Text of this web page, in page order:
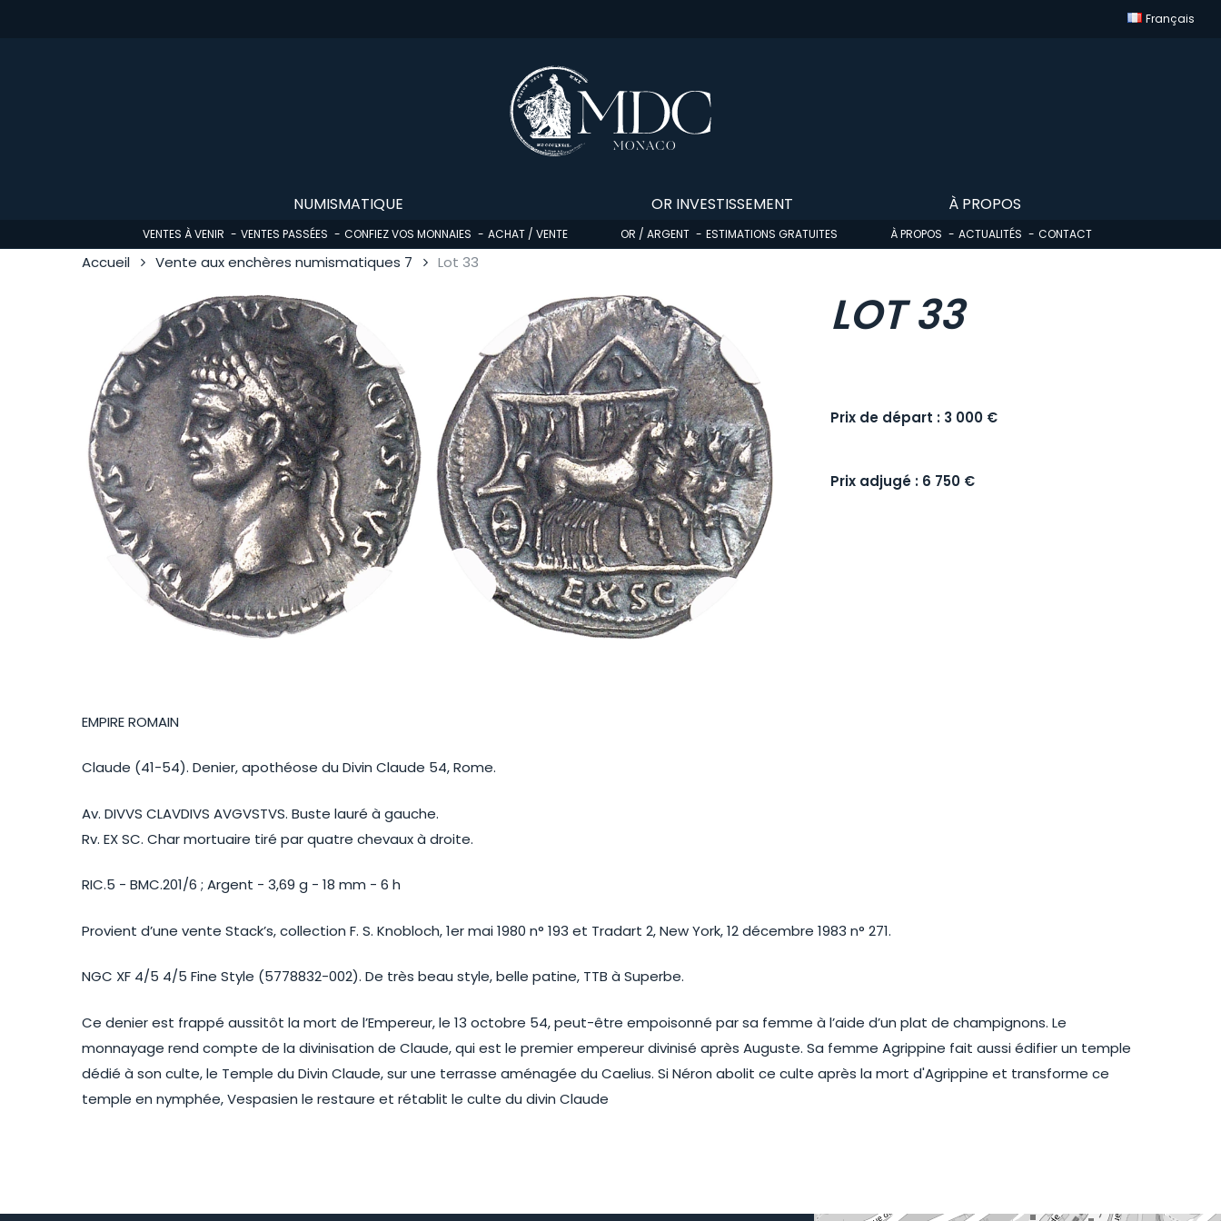
Français
NUMISMATIQUE
VENTES À VENIR VENTES PASSÉES CONFIEZ VOS MONNAIES ACHAT / VENTE
OR INVESTISSEMENT
OR / ARGENT ESTIMATIONS GRATUITES
À PROPOS
À PROPOS ACTUALITÉS CONTACT
Accueil Vente aux enchères numismatiques 7 Lot 33
LOT 33
Prix de départ : 3 000 €
Prix adjugé : 6 750 €
EMPIRE ROMAIN
Claude (41-54). Denier, apothéose du Divin Claude 54, Rome.
Av. DIVVS CLAVDIVS AVGVSTVS. Buste lauré à gauche.
Rv. EX SC. Char mortuaire tiré par quatre chevaux à droite.
RIC.5 - BMC.201/6 ; Argent - 3,69 g - 18 mm - 6 h
Provient d’une vente Stack’s, collection F. S. Knobloch, 1er mai 1980 n° 193 et Tradart 2, New York, 12 décembre 1983 n° 271.
NGC XF 4/5 4/5 Fine Style (5778832-002). De très beau style, belle patine, TTB à Superbe.
Ce denier est frappé aussitôt la mort de l’Empereur, le 13 octobre 54, peut-être empoisonné par sa femme à l’aide d’un plat de champignons. Le
monnayage rend compte de la divinisation de Claude, qui est le premier empereur divinisé après Auguste. Sa femme Agrippine fait aussi édifier un temple
dédié à son culte, le Temple du Divin Claude, sur une terrasse aménagée du Caelius. Si Néron abolit ce culte après la mort d'Agrippine et transforme ce
temple en nymphée, Vespasien le restaure et rétablit le culte du divin Claude